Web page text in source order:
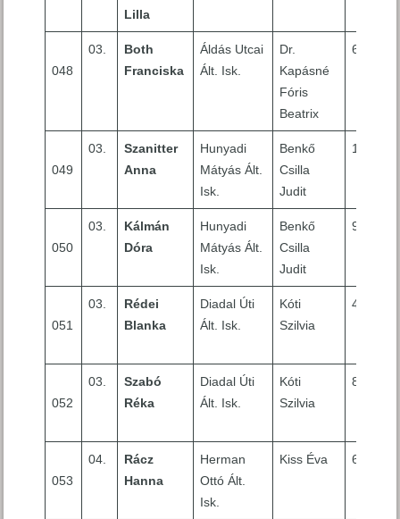
Lilla
048
03.
Both
Franciska
Áldás Utcai
Ált. Isk.
Dr.
Kapásné
Fóris
Beatrix
6
049
03.
Szanitter
Anna
Hunyadi
Mátyás Ált.
Isk.
Benkő
Csilla
Judit
10
050
03.
Kálmán
Dóra
Hunyadi
Mátyás Ált.
Isk.
Benkő
Csilla
Judit
9
051
03.
Rédei
Blanka
Diadal Úti
Ált. Isk.
Kóti
Szilvia
4
052
03.
Szabó
Réka
Diadal Úti
Ált. Isk.
Kóti
Szilvia
8
053
04.
Rácz
Hanna
Herman
Ottó Ált.
Isk.
Kiss Éva 6